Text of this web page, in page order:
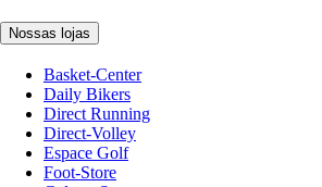
Nossas lojas
Basket-Center
Daily Bikers
Direct Running
Direct-Volley
Espace Golf
Foot-Store